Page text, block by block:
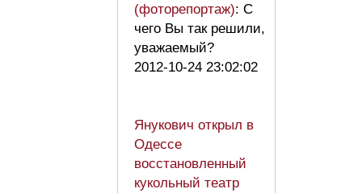
(фоторепортаж): С
чего Вы так решили,
уважаемый?
2012-10-24 23:02:02
Янукович открыл в
Одессе
восстановленный
кукольный театр